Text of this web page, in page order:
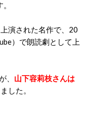
演された名作で、20
）で朗読劇として上
、 山下容莉枝さんは
した。